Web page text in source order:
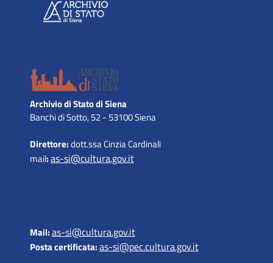
Archivio di Stato di Siena
Banchi di Sotto, 52 - 53100 Siena
Direttore:dott.ssa Cinzia Cardinali
mail:as-si@cultura.gov.it
Mail:as-si@cultura.gov.it
Posta certificata:as-si@pec.cultura.gov.it